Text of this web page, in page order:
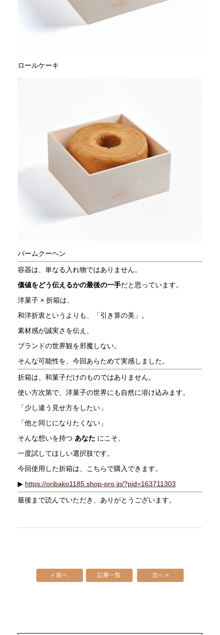
ロールケーキ
バームクーヘン
容器は、単なる入れ物ではありません。
価値をどう伝えるかの最後の一手だと思っています。
洋菓子 × 折箱は、
和洋折衷というよりも、「引き算の美」。
素材感が誠実さを伝え、
ブランドの世界観を邪魔しない。
そんな可能性を、今回あらためて実感しました。
折箱は、和菓子だけのものではありません。
使い方次第で、洋菓子の世界にも自然に溶け込みます。
「少し違う見せ方をしたい」
「他と同じになりたくない」
そんな想いを持つ あなた にこそ、
一度試してほしい選択肢です。
今回使用した折箱は、こちらで購入できます。
▶ https://oribako1185.shop-pro.jp/?pid=163711303
最後まで読んでいただき、ありがとうございます。
« 前へ 記事一覧 次へ »